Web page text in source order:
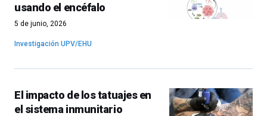
usando el encéfalo
5 de junio, 2026
Investigación UPV/EHU
El impacto de los tatuajes en
el sistema inmunitario